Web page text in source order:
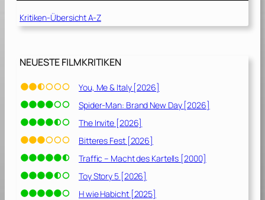
e
n
n
1
5
7
]
Kritiken-Übersicht A-Z
NEUESTE FILMKRITIKEN
You, Me & Italy [2026]
Spider-Man: Brand New Day [2026]
The Invite [2026]
Bitteres Fest [2026]
Traffic – Macht des Kartells [2000]
Toy Story 5 [2026]
H wie Habicht [2025]